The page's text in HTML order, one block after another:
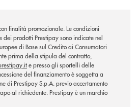
finalità promozionale. Le condizioni
dei prodotti Prestipay sono indicate nel
di Base sul Credito ai Consumatori
prima della stipula del contratto,
e presso gli sportelli delle
del finanziamento è soggetta a
di Prestipay S.p.A. previo accertamento
al richiedente. Prestipay è un marchio